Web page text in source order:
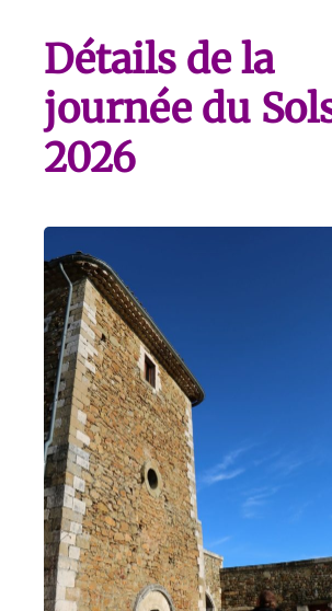
Détails de la
journée du
2026